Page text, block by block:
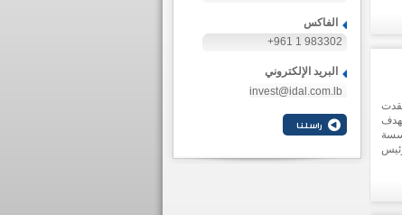
الفاكس
+961 1 983302
البريد الإلكتروني
invest@idal.com.lb